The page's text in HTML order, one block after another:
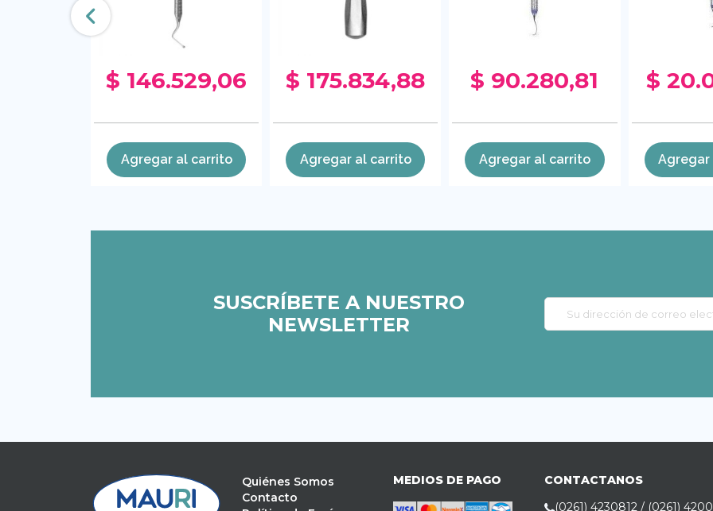
$ 146.529,06
Agregar al carrito
$ 175.834,88
Agregar al carrito
$ 90.280,81
Agregar al carrito
$
SUSCRÍBETE A NUESTRO
NEWSLETTER
Quiénes Somos
Contacto
MEDIOS DE PAGO
CONTACTANOS
(0261) 4230812 / (0261)